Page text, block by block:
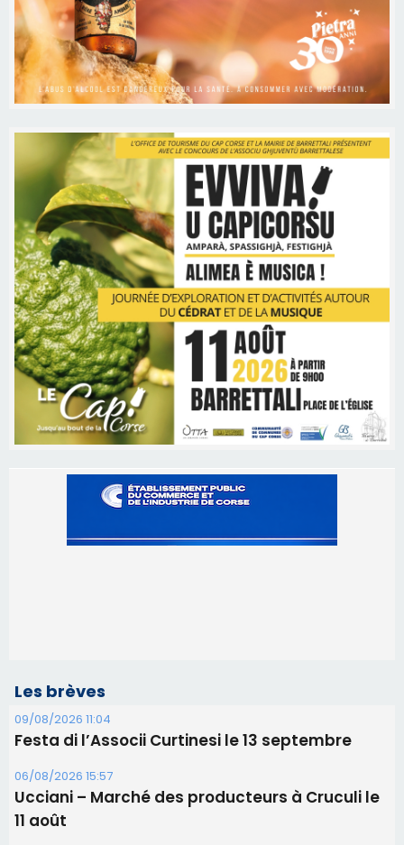
Les brèves
09/08/2026 11:04
Festa di l’Associi Curtinesi le 13 septembre
06/08/2026 15:57
Ucciani – Marché des producteurs à Cruculi le
11 août